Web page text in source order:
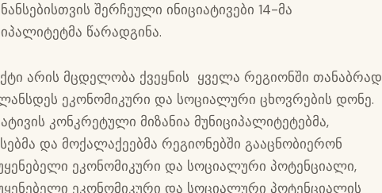
შერჩეული ინიციატივები 14-მა
წარადგინა.
არის მცდელობა ქვეყნის ყველა რეგიონში თანაბრად
ეკონომიკური და სოციალური ცხოვრების დონე.
კონკრეტული მიზანია მუნიციპალიტეტებმა,
და მოქალაქეებმა რეგიონებში გააცნობიერონ
ეკონომიკური და სოციალური პოტენციალი,
ეკონომიკური და სოციალური პოტენციალის